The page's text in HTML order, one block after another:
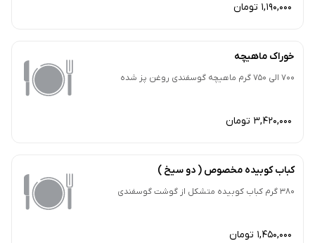
1,190,000 تومان
خوراک ماهیچه
700 الی 750 گرم ماهیچه گوسفندی روغن پز شده
3,420,000 تومان
کباب کوبیده مخصوص ( دو سیخ )
380 گرم کباب کوبیده متشکل از گوشت گوسفندی
1,450,000 تومان